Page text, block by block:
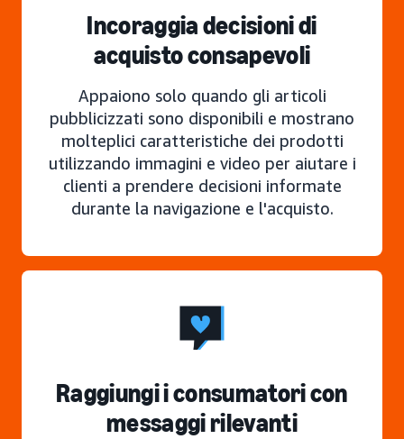
Incoraggia decisioni di
acquisto consapevoli
Appaiono solo quando gli articoli
pubblicizzati sono disponibili e mostrano
molteplici caratteristiche dei prodotti
utilizzando immagini e video per aiutare i
clienti a prendere decisioni informate
durante la navigazione e l'acquisto.
Raggiungi i consumatori con
messaggi rilevanti